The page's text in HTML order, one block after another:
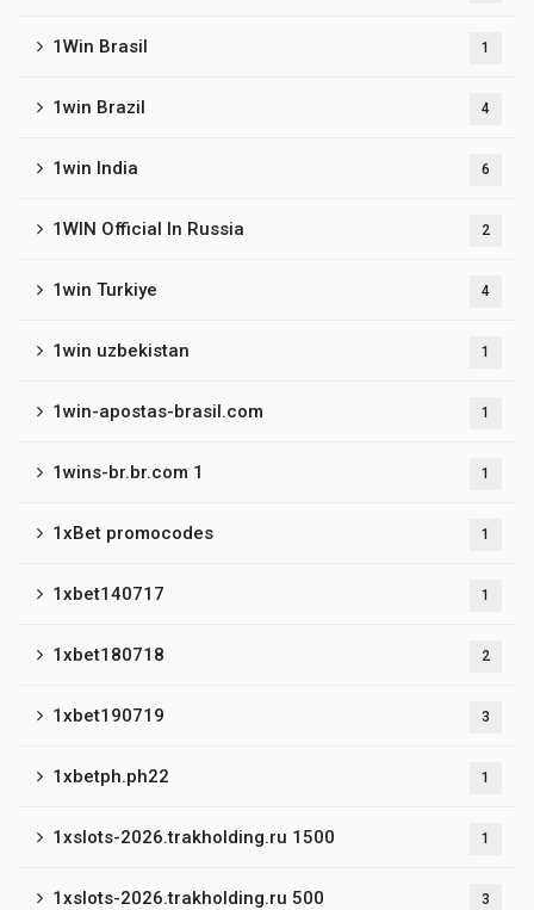
1Win Brasil 1
1win Brazil 4
1win India 6
1WIN Official In Russia 2
1win Turkiye 4
1win uzbekistan 1
1win-apostas-brasil.com 1
1wins-br.br.com 1 1
1xBet promocodes 1
1xbet140717 1
1xbet180718 2
1xbet190719 3
1xbetph.ph22 1
1xslots-2026.trakholding.ru 1500 1
1xslots-2026.trakholding.ru 500 3